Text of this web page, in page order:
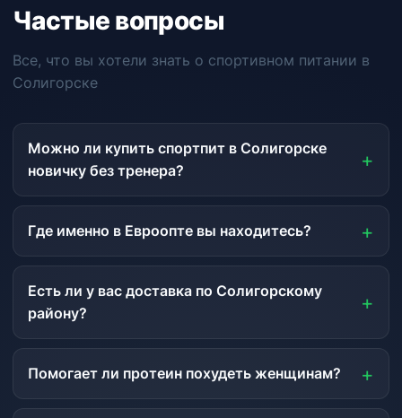
Частые вопросы
Все, что вы хотели знать о спортивном питании в
Солигорске
Можно ли купить спортпит в Солигорске
новичку без тренера?
Где именно в Евроопте вы находитесь?
Есть ли у вас доставка по Солигорскому
району?
Помогает ли протеин похудеть женщинам?